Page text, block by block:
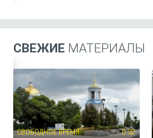
СВЕЖИЕ МАТЕРИАЛЫ
СВОБОДНОЕ ВРЕМЯ 32